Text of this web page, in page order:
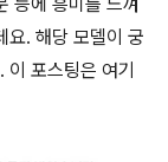
요. 해당 모델이 궁
포스팅은 여기